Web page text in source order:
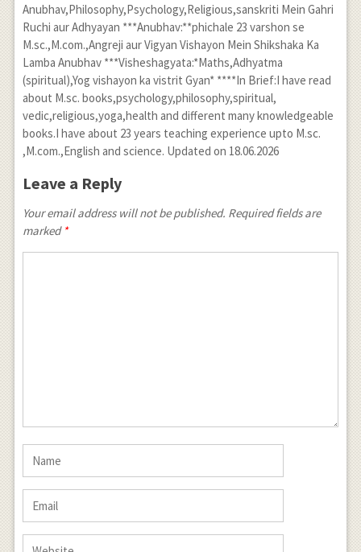
Anubhav,Philosophy,Psychology,Religious,sanskriti Mein Gahri
Ruchi aur Adhyayan ***Anubhav:**phichale 23 varshon se
M.sc.,M.com.,Angreji aur Vigyan Vishayon Mein Shikshaka Ka
Lamba Anubhav ***Visheshagyata:*Maths,Adhyatma
(spiritual),Yog vishayon ka vistrit Gyan* ****In Brief:I have read
about M.sc. books,psychology,philosophy,spiritual,
vedic,religious,yoga,health and different many knowledgeable
books.I have about 23 years teaching experience upto M.sc.
,M.com.,English and science. Updated on 18.06.2026
Leave a Reply
Your email address will not be published. Required fields are
marked *